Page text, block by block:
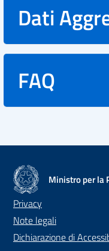
Dati
FAQ
Ministro per la
Privacy
Note legali
Dichiarazione di